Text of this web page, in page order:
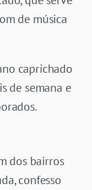
de música
caprichado
de semana e
dos bairros
confesso